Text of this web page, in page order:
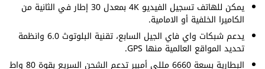
يمكن للهاتف تسجيل الفيديو 4K بمعدل 30 إطار في الثانية من
الكاميرا الخلفية أو الامامية.
يدعم شبكات واي فاي الجيل السابع، تقنية البلوتوث 6.0 وانظمة
تحديد المواقع العالمية منها GPS.
البطارية بسعة 6660 مللي أمبير تدعم الشحن السريع بقوة 80 واط